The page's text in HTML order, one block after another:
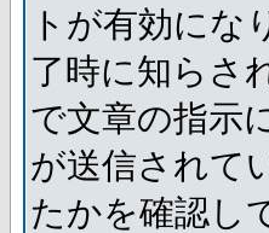
トが有効にな
了時に知らさ
で文章の指示
が送信されて
たかを確認し